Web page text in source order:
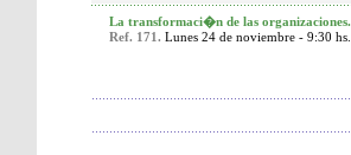
La transformaci�n de las organizaciones.
Ref. 171. Lunes 24 de noviembre - 9:30 hs.